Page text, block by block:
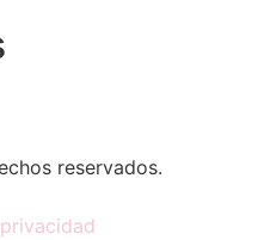
reservados.